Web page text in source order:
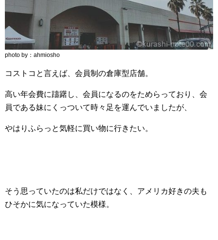
photo by：ahmiosho
コストコと言えば、会員制の倉庫型店舗。
高い年会費に躊躇し、会員になるのをためらっており、会
員である妹にくっついて時々足を運んでいましたが、
やはりふらっと気軽に買い物に行きたい。
そう思っていたのは私だけではなく、アメリカ好きの夫も
ひそかに気になっていた模様。